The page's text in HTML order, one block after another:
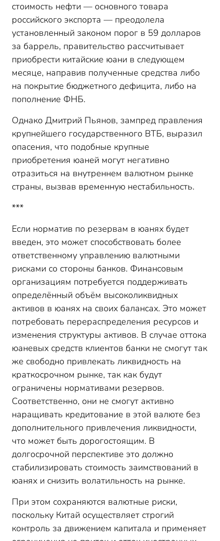
стоимость нефти — основного товара
российского экспорта — преодолела
установленный законом порог в 59 долларов
за баррель, правительство рассчитывает
приобрести китайские юани в следующем
месяце, направив полученные средства либо
на покрытие бюджетного дефицита, либо на
пополнение ФНБ.
Однако Дмитрий Пьянов, зампред правления
крупнейшего государственного ВТБ, выразил
опасения, что подобные крупные
приобретения юаней могут негативно
отразиться на внутреннем валютном рынке
страны, вызвав временную нестабильность.
***
Если норматив по резервам в юанях будет
введен, это может способствовать более
ответственному управлению валютными
рисками со стороны банков. Финансовым
организациям потребуется поддерживать
определённый объём высоколиквидных
активов в юанях на своих балансах. Это может
потребовать перераспределения ресурсов и
изменения структуры активов. В случае оттока
юаневых средств клиентов банки не смогут так
же свободно привлекать ликвидность на
краткосрочном рынке, так как будут
ограничены нормативами резервов.
Соответственно, они не смогут активно
наращивать кредитование в этой валюте без
дополнительного привлечения ликвидности,
что может быть дорогостоящим. В
долгосрочной перспективе это должно
стабилизировать стоимость заимствований в
юанях и снизить волатильность на рынке.
При этом сохраняются валютные риски,
поскольку Китай осуществляет строгий
контроль за движением капитала и применяет